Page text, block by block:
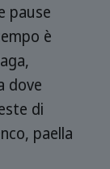
pause
è
dove
di
paella